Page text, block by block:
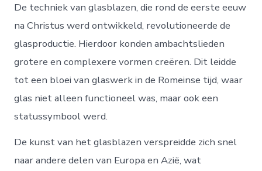
De techniek van glasblazen, die rond de eerste eeuw
na Christus werd ontwikkeld, revolutioneerde de
glasproductie. Hierdoor konden ambachtslieden
grotere en complexere vormen creëren. Dit leidde
tot een bloei van glaswerk in de Romeinse tijd, waar
glas niet alleen functioneel was, maar ook een
statussymbool werd.
De kunst van het glasblazen verspreidde zich snel
naar andere delen van Europa en Azië, wat